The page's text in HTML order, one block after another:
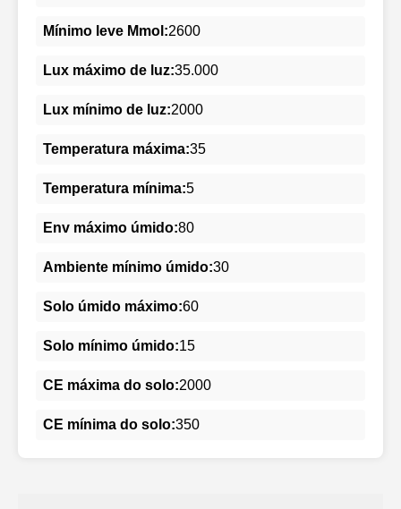
Mínimo leve Mmol:2600
Lux máximo de luz:35.000
Lux mínimo de luz:2000
Temperatura máxima:35
Temperatura mínima:5
Env máximo úmido:80
Ambiente mínimo úmido:30
Solo úmido máximo:60
Solo mínimo úmido:15
CE máxima do solo:2000
CE mínima do solo:350